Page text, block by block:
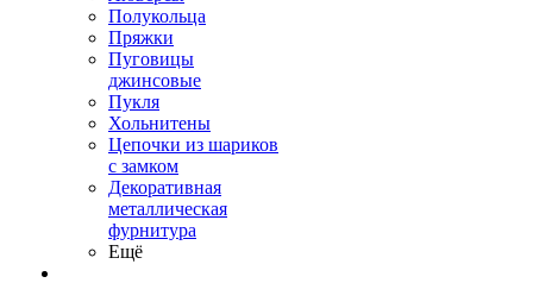
Полукольца
Пряжки
Пуговицы
джинсовые
Пукля
Хольнитены
Цепочки из шариков
с замком
Декоративная
металлическая
фурнитура
Ещё